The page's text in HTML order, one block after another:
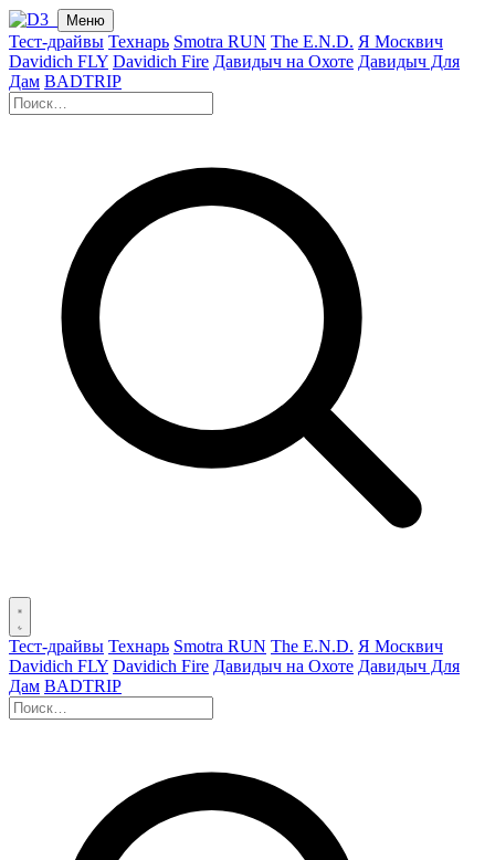
Меню
Тест-драйвы Технарь Smotra RUN The E.N.D. Я Москвич
Davidich FLY Davidich Fire Давидыч на Охоте Давидыч Для
Дам BADTRIP
Тест-драйвы Технарь Smotra RUN The E.N.D. Я Москвич
Davidich FLY Davidich Fire Давидыч на Охоте Давидыч Для
Дам BADTRIP